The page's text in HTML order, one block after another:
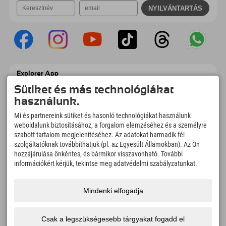
Explorer App
Töltsd fel #ExplorerPillanataidat, az Úticélom
című videódat foglalási áttekintéssel,
bakancslistával, étterem áttekintéssel és
még sok mással. Töltsd le most!
Felfedezős pillanatok ideje
166
Hegyi tavak és
4.634km
Sí- és snowboardpályák
Túrázási és hegymászási
Vendégeink ajánlanak
Sütiket és más technológiákat
használunk.
Mi és partnereink sütiket és hasonló technológiákat használunk
weboldalunk biztosításához, a forgalom elemzéséhez és a személyre
szabott tartalom megjelenítéséhez. Az adatokat harmadik fél
szolgáltatóknak továbbíthatjuk (pl. az Egyesült Államokban). Az Ön
hozzájárulása önkéntes, és bármikor visszavonható. További
információkért kérjük, tekintse meg adatvédelmi szabályzatunkat.
Mindenki elfogadja
Csak a legszükségesebb tárgyakat fogadd el